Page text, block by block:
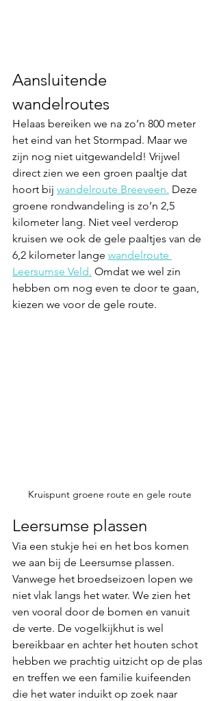
Aansluitende
wandelroutes
Helaas bereiken we na zo’n 800 meter
het eind van het Stormpad. Maar we
zijn nog niet uitgewandeld! Vrijwel
direct zien we een groen paaltje dat
hoort bij wandelroute Breeveen. Deze
groene rondwandeling is zo’n 2,5
kilometer lang. Niet veel verderop
kruisen we ook de gele paaltjes van de
6,2 kilometer lange wandelroute
Leersumse Veld. Omdat we wel zin
hebben om nog even te door te gaan,
kiezen we voor de gele route.
Kruispunt groene route en gele route
Leersumse plassen
Via een stukje hei en het bos komen
we aan bij de Leersumse plassen.
Vanwege het broedseizoen lopen we
niet vlak langs het water. We zien het
ven vooral door de bomen en vanuit
de verte. De vogelkijkhut is wel
bereikbaar en achter het houten schot
hebben we prachtig uitzicht op de plas
en treffen we een familie kuifeenden
die het water induikt op zoek naar